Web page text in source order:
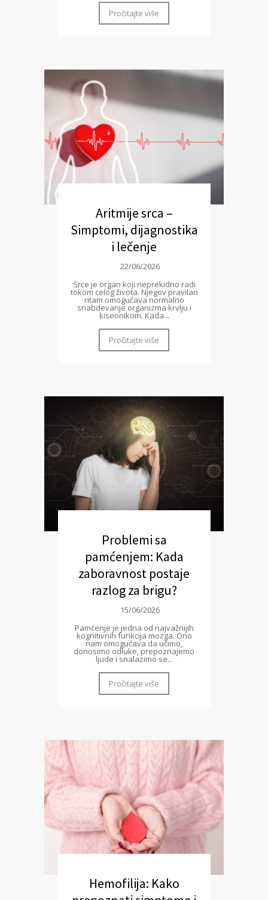
Pročitajte više
Aritmije srca –
Simptomi, dijagnostika
i lečenje
22/06/2026
Srce je organ koji neprekidno radi
tokom celog života. Njegov pravilan
ritam omogućava normalno
snabdevanje organizma krvlju i
kiseonikom. Kada...
Pročitajte više
Problemi sa
pamćenjem: Kada
zaboravnost postaje
razlog za brigu?
15/06/2026
Pamćenje je jedna od najvažnijih
kognitivnih funkcija mozga. Ono
nam omogućava da učimo,
donosimo odluke, prepoznajemo
ljude i snalazimo se...
Pročitajte više
Hemofilija: Kako